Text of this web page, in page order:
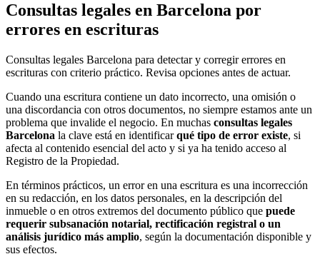
Consultas legales en Barcelona por
errores en escrituras
Consultas legales Barcelona para detectar y corregir errores en
escrituras con criterio práctico. Revisa opciones antes de actuar.
Cuando una escritura contiene un dato incorrecto, una omisión o
una discordancia con otros documentos, no siempre estamos ante un
problema que invalide el negocio. En muchas consultas legales
Barcelona la clave está en identificarqué tipo de error existe, si
afecta al contenido esencial del acto y si ya ha tenido acceso al
Registro de la Propiedad.
En términos prácticos, un error en una escritura es una incorrección
en su redacción, en los datos personales, en la descripción del
inmueble o en otros extremos del documento público que puede
requerir subsanación notarial, rectificación registral o un
análisis jurídico más amplio, según la documentación disponible y
sus efectos.